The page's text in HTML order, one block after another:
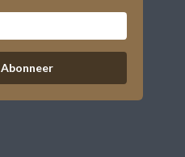
Abonneer